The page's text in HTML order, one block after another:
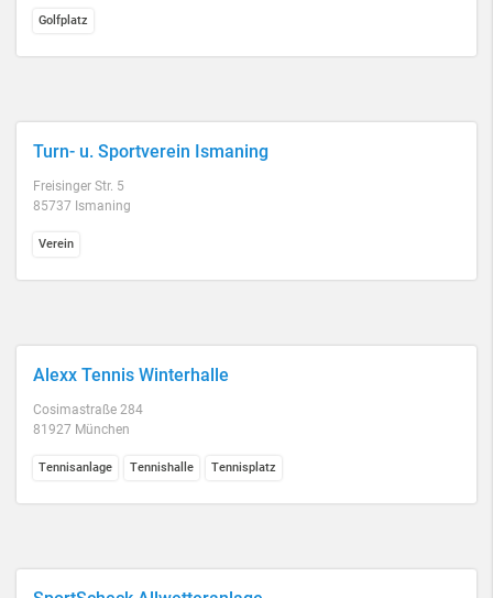
Golfplatz
Turn- u. Sportverein Ismaning
Freisinger Str. 5
85737 Ismaning
Verein
Alexx Tennis Winterhalle
Cosimastraße 284
81927 München
Tennisanlage Tennishalle Tennisplatz